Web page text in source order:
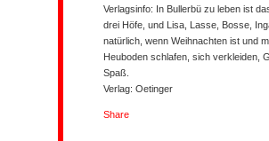
Verlagsinfo: In Bullerbü zu leben ist
drei Höfe, und Lisa, Lasse, Bosse,
natürlich, wenn Weihnachten ist und
Heuboden schlafen, sich verkleiden,
Spaß.
Verlag: Oetinger
Share